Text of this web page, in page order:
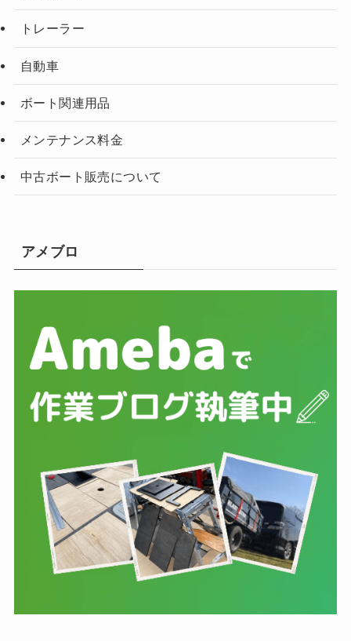
トレーラー
自動車
ボート関連用品
メンテナンス料金
中古ボート販売について
アメブロ